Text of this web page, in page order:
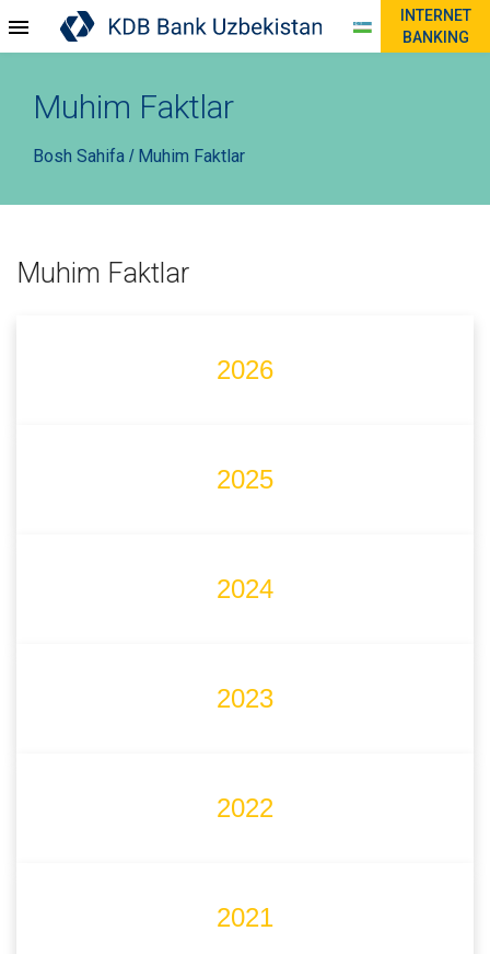
INTERNET
BANKING
Muhim Faktlar
Bosh Sahifa / Muhim Faktlar
Muhim Faktlar
2026
2025
2024
2023
2022
2021